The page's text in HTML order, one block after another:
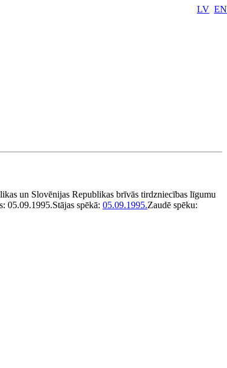
LV EN
un Slovēnijas Republikas brīvās tirdzniecības līgumu
05.09.1995.Stājas spēkā: 05.09.1995.Zaudē spēku: